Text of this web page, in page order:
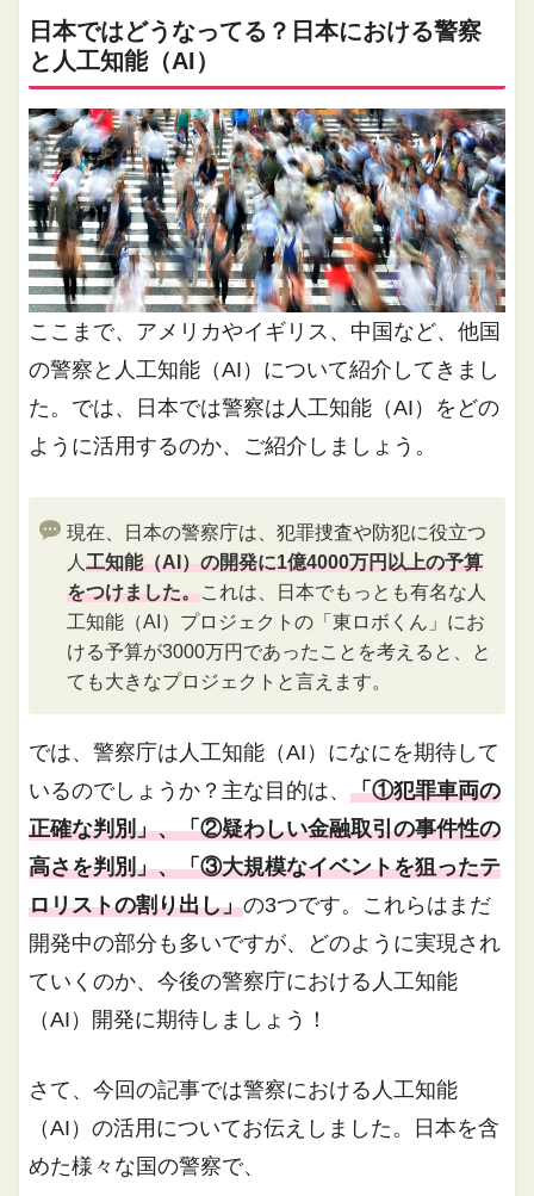
日本ではどうなってる？日本における警察
と人工知能（AI）
ここまで、アメリカやイギリス、中国など、他国
の警察と人工知能（AI）について紹介してきまし
た。では、日本では警察は人工知能（AI）をどの
ように活用するのか、ご紹介しましょう。
現在、日本の警察庁は、犯罪捜査や防犯に役立つ
人工知能（AI）の開発に1億4000万円以上の予算
をつけました。これは、日本でもっとも有名な人
工知能（AI）プロジェクトの「東ロボくん」にお
ける予算が3000万円であったことを考えると、と
ても大きなプロジェクトと言えます。
では、警察庁は人工知能（AI）になにを期待して
いるのでしょうか？主な目的は、「①犯罪車両の
正確な判別」、「②疑わしい金融取引の事件性の
高さを判別」、「③大規模なイベントを狙ったテ
ロリストの割り出し」の3つです。これらはまだ
開発中の部分も多いですが、どのように実現され
ていくのか、今後の警察庁における人工知能
（AI）開発に期待しましょう！
さて、今回の記事では警察における人工知能
（AI）の活用についてお伝えしました。日本を含
めた様々な国の警察で、